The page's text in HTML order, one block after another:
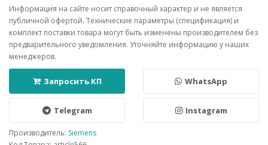
Информация на сайте носит справочный характер и не является
публичной офертой. Технические параметры (спецификация) и
комплект поставки товара могут быть изменены производителем без
предварительного уведомления. Уточняйте информацию у наших
менеджеров.
Запросить КП WhatsApp
Telegram Instagram
Производитель: Siemens